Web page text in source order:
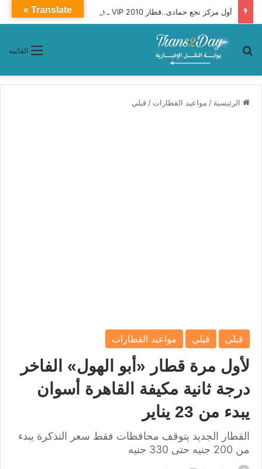
أول مركز نجع حمادى..قطار 2010 VIP ـ Premium محافظات «القاهرة ـ أسوان»
القائمة بحث عن
الرئيسية / مواعيد القطارات / قبلي
قبلي قبلي مواعيد القطارات
لأول مرة قطار «أبو الهول» الفاخر
درجة ثانية مكيفة القاهرة أسوان
يبدء من 23 يناير
القطار الجديد يتوقف محافظات فقط سعر التذكرة يبدء
من 200 جنيه حتى 330 جنيه
Translate »